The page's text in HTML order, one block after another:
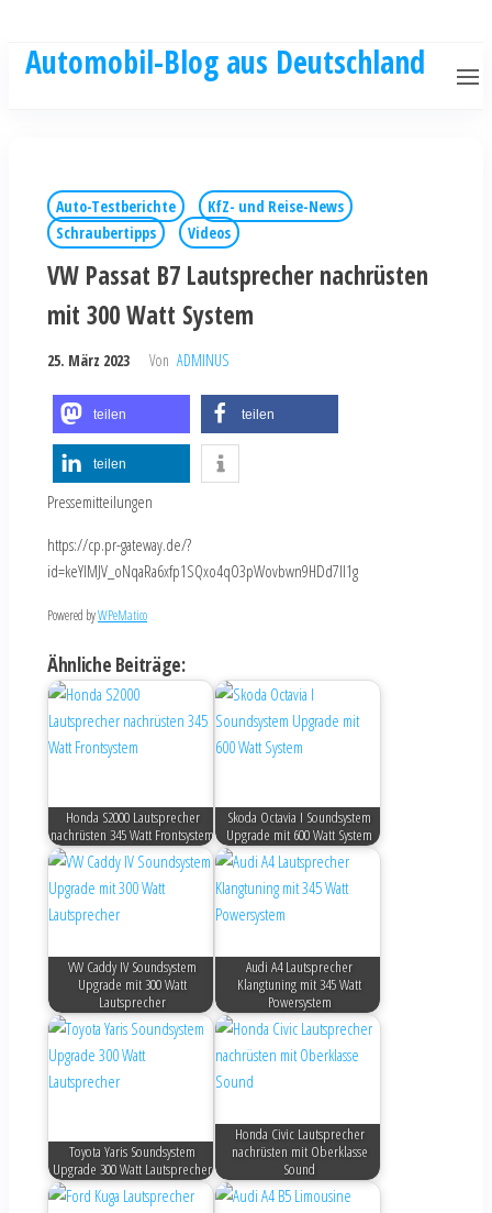
Automobil-Blog aus Deutschland
Auto-Testberichte
KfZ- und Reise-News
Schraubertipps
Videos
VW Passat B7 Lautsprecher nachrüsten
mit 300 Watt System
25. März 2023 Von ADMINUS
teilen teilen
teilen
Pressemitteilungen
https://cp.pr-gateway.de/?
id=keYlMJV_oNqaRa6xfp1SQxo4qO3pWovbwn9HDd7Il1g
Powered byWPeMatico
Ähnliche Beiträge:
Honda S2000 Lautsprecher
nachrüsten 345 Watt Frontsystem
Skoda Octavia I Soundsystem
Upgrade mit 600 Watt System
VW Caddy IV Soundsystem
Upgrade mit 300 Watt
Lautsprecher
Audi A4 Lautsprecher
Klangtuning mit 345 Watt
Powersystem
Toyota Yaris Soundsystem
Upgrade 300 Watt Lautsprecher
Honda Civic Lautsprecher
nachrüsten mit Oberklasse
Sound